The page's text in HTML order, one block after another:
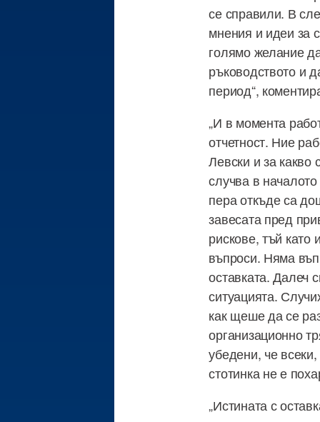
се справили. В
мнения и идеи за
голямо желание
ръководството и
период“,
„И в момента
отчетност. Ние
Левски и за какво
случва в
пера откъде са
завесата пред
рискове, тъй като
въпроси. Няма
оставката. Далеч
ситуацията.
как щеше да се
организационно
убедени, че
стотинка не е
„Истината с